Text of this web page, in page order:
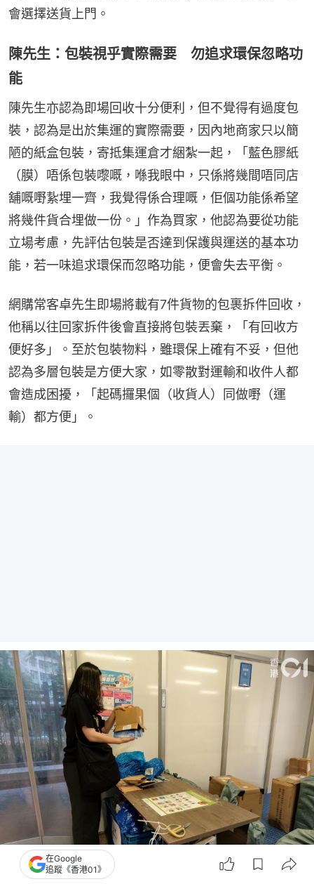
會選擇送貨上門。
陳先生：包裝視乎實際需要 勿追求環保忽略功
能
陳先生亦認為即場回收十分便利，但不覺得有過度包
裝，認為是出於集運的實際需要，因內地商家只以簡
陋的紙盒包裝，寄抵集運倉才綑紮一起，「藍色膠紙
（膜）唔係包裝嚟嘅，喺我眼中，只係將幾間唔同店
舖嘅嘢紥埋一齊，我覺得係合理嘅，佢個功能係希望
將幾件貨合埋做一份。」作為買家，他認為要從功能
立場考慮，先評估包裝是否達到保護與運送的基本功
能，若一味追求環保而忽略功能，便會失去平衡。
網購常客卓先生即場將載有7件貨物的包裹拆件回收，
他稱以往回家拆件後會直接將包裝丟棄，「有回收方
便好多」。至於包裝物料，雖環保上確有不妥，但他
認為多層包裝是方便大家，如零散對運輸和收件人都
會造成困擾，「起碼攞果個（收貨人）同做嘢（運
輸）都方便」。
在Google
追蹤《香港01》